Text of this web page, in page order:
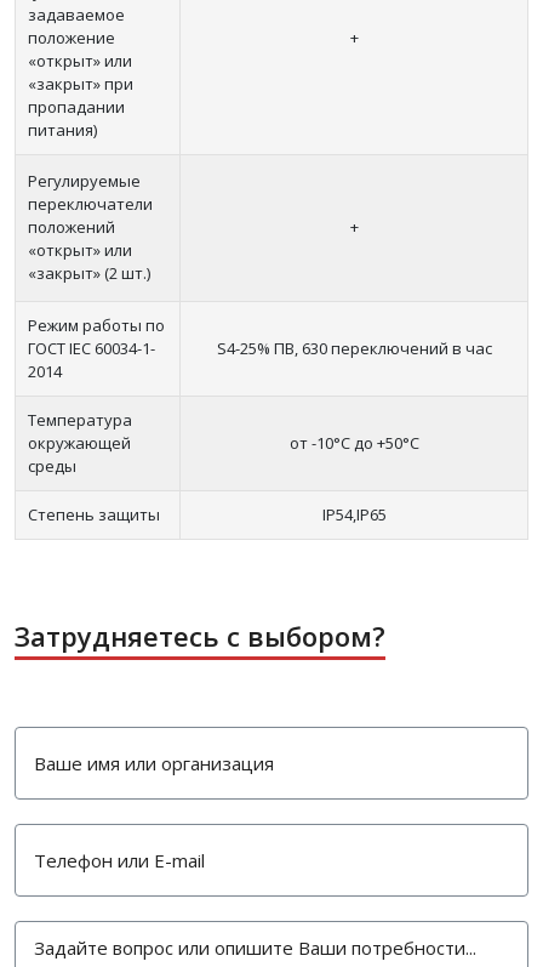
задаваемое
положение
«открыт» или
«закрыт» при
пропадании
питания)
+
Регулируемые
переключатели
положений
«открыт» или
«закрыт» (2 шт.)
+
Режим работы по
ГОСТ IEC 60034-1-
2014
S4-25% ПВ, 630 переключений в час
Температура
окружающей
среды
от -10°С до +50°С
Степень защиты IP54,IP65
Затрудняетесь с выбором?